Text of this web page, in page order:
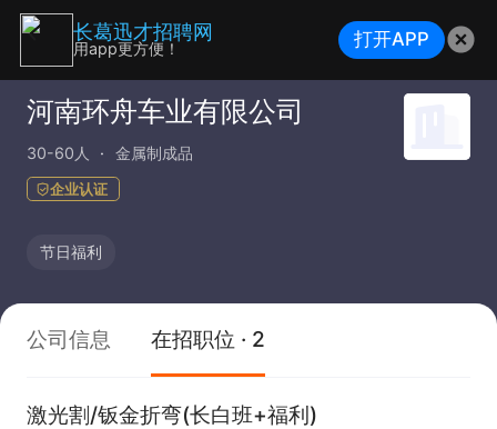
河南环舟车业有限公司
30-60人 金属制成品
企业认证
节日福利
公司信息 在招职位 · 2
激光割/钣金折弯(长白班+福利)
长葛迅才招聘网
用app更方便！ 打开APP